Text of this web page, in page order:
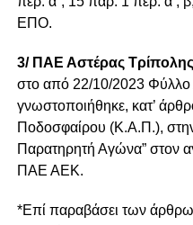
ΕΠΟ.
3/ ΠΑΕ Αστέρας
στο από 22/10/2023 Φύλλο
γνωστοποιήθηκε, κατ’
Ποδοσφαίρου (Κ.Α.Π.),
Παρατηρητή Αγώνα” στον
ΠΑΕ ΑΕΚ.
*Επί παραβάσει των